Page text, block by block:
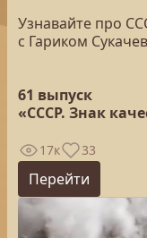
Узнавайте про
с Гариком
61 выпуск
«СССР. Знак
17к 33
Перейти